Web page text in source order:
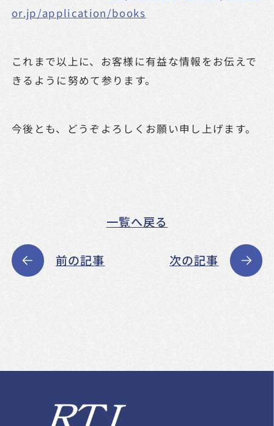
or.jp/application/books
これまで以上に、お客様に有益な情報をお伝えで
きるように努めて参ります。
今後とも、どうぞよろしくお願い申し上げます。
前の記事
一覧へ戻る
次の記事